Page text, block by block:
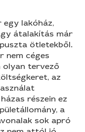
egy lakóház,
átalakítás már
ötletekből.
nem céges
olyan tervező
az
részein ez
a
sok apró